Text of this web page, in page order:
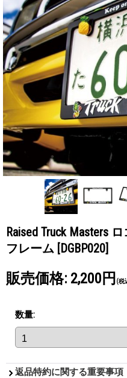
Raised Truck Masters
フレーム [DGBP020]
販売価格: 2,200円 (税
数量:
返品特約に関する重要事項